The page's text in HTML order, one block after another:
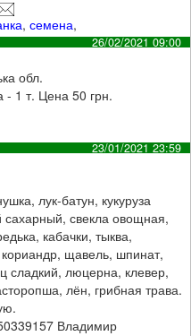
,семена,
26/02/2021 09:00
обл.
1 т. Цена 50 грн.
23/01/2021 23:59
лук-батун, кукуруза
свекла овощная,
кабачки, тыква,
щавель, шпинат,
сладкий, люцерна, клевер,
лён, грибная трава.
Владимир